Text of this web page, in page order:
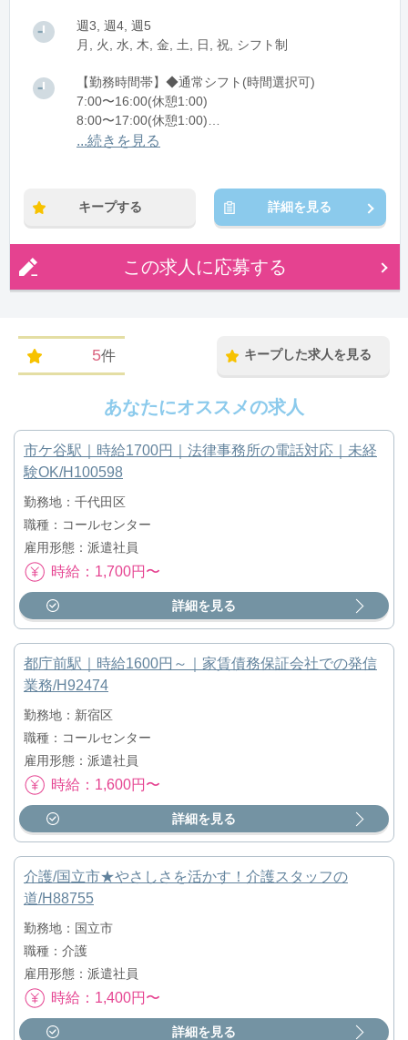
週3, 週4, 週5
月, 火, 水, 木, 金, 土, 日, 祝, シフト制
【勤務時間帯】◆通常シフト(時間選択可)
7:00〜16:00(休憩1:00)
8:00〜17:00(休憩1:00)
12:00〜21:00(休憩1:00)
...続きを見る
キープする 詳細を見る
この求人に応募する
5件 キープした求人を見る
あなたにオススメの求人
市ケ谷駅｜時給1700円｜法律事務所の電話対応｜未経
験OK/H100598
勤務地：千代田区
職種：コールセンター
雇用形態：派遣社員
時給：1,700円〜
詳細を見る
都庁前駅｜時給1600円～｜家賃債務保証会社での発信
業務/H92474
勤務地：新宿区
職種：コールセンター
雇用形態：派遣社員
時給：1,600円〜
詳細を見る
介護/国立市★やさしさを活かす！介護スタッフの
道/H88755
勤務地：国立市
職種：介護
雇用形態：派遣社員
時給：1,400円〜
詳細を見る